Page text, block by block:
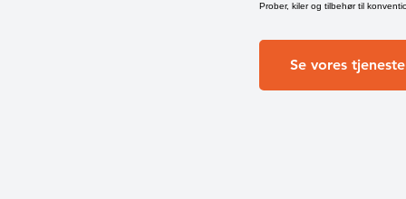
Prober, kiler og tilbehør til
Se vores